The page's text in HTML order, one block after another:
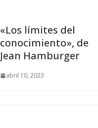
«Los límites del
conocimiento», de
Jean Hamburger
abril 10, 2023